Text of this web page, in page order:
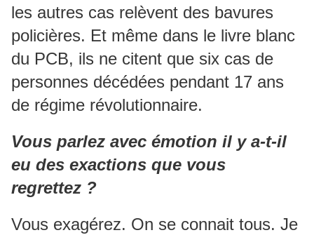
les autres cas relèvent des bavures
policières. Et même dans le livre blanc
du PCB, ils ne citent que six cas de
personnes décédées pendant 17 ans
de régime révolutionnaire.
Vous parlez avec émotion il y a-t-il
eu des exactions que vous
regrettez ?
Vous exagérez. On se connait tous. Je